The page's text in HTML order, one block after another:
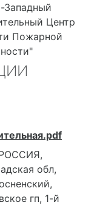
Западный
Центр
Пожарной
РОССИЯ,
обл,
гп, 1-й